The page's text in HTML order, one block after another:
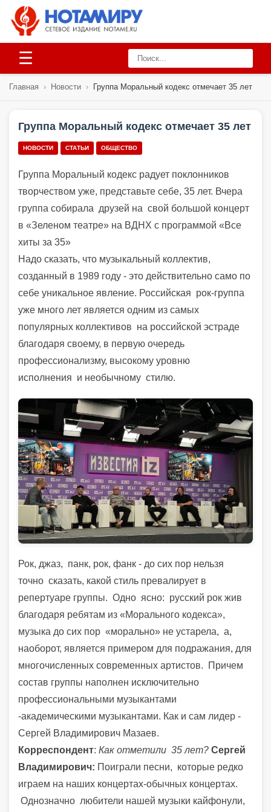
☰
Главная › Новости › Группа Моральный кодекс отмечает 35 лет
Группа Моральный кодекс отмечает 35 лет
НОВОСТИ СТАТЬИ ОБЩЕСТВО
Группа Моральный кодекс радует поклонников
творчеством уже, представьте себе, 35 лет. Вчера
группа собирала друзей на свой большой концерт
в «Зеленом театре» на ВДНХ с программой «Все
хиты за 35»
Надо сказать, что музыкальный коллектив,
созданный в 1989 году - это действительно само по
себе уникальное явление. Российская рок-группа
уже много лет является одним из самых
популярных коллективов на российской эстраде
благодаря своему, в первую очередь
профессионализму, высокому уровню
исполнения и необычному стилю.
Рок, джаз, панк, рок, фанк - до сих пор нельзя
точно сказать, какой стиль превалирует в
репертуаре группы. Одно ясно: русский рок жив
благодаря ребятам из «Морального кодекса»,
музыка до сих пор «морально» не устарела, а,
наоборот, является примером для подражания, для
многочисленных современных артистов. Причем
состав группы наполнен исключительно
профессиональными музыкантами
-академическими музыкантами. Как и сам лидер -
Сергей Владимирович Мазаев.
Корреспондент: Как отметили 35 лет? Сергей
Владимирович: Поиграли песни, которые редко
играем на наших концертах-обычных концертах.
Однозначно любители нашей музыки кайфонули,